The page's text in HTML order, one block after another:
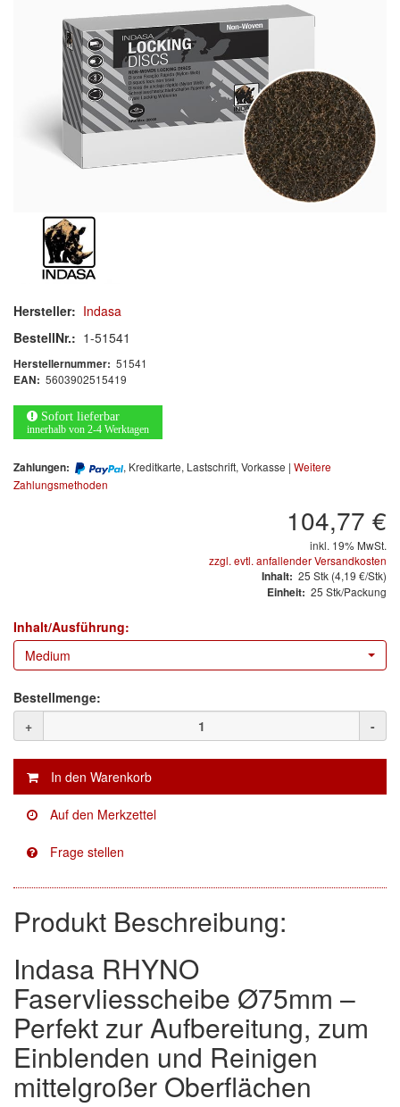
Schleif-Handpads
Zubehör/Hilfsmittel
Kleben & Beschichten
Abdecken
Spachteln
Polieren
Werkzeug & Maschinen
Reinigen
Arbeitsschutz
Luftfilter
Mischfarben
3M
(1)
E-D
(1)
EVERCOAT
(113)
Indasa
(8)
Mirka
(1)
no-name
(1)
Novol
(3)
Prevost
Hersteller: Indasa
BestellNr.: 1-51541
Herstellernummer: 51541
EAN: 5603902515419
Sofort lieferbar
innerhalb von 2-4 Werktagen
Zahlungen: , Kreditkarte, Lastschrift, Vorkasse | Weitere
Zahlungsmethoden
104,77 €
inkl. 19% MwSt.
zzgl. evtl. anfallender Versandkosten
Inhalt: 25 Stk (4,19 €/Stk)
Einheit: 25 Stk/Packung
Inhalt/Ausführung:
Medium
Bestellmenge:
+
-
Produkt Beschreibung:
Indasa RHYNO
Faservliesscheibe Ø75mm –
Perfekt zur Aufbereitung, zum
Einblenden und Reinigen
mittelgroßer Oberflächen